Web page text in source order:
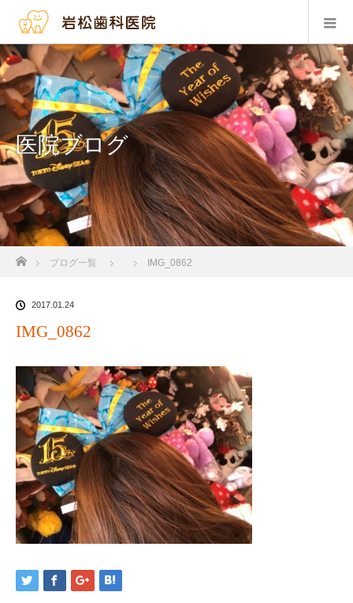
医院ブログ
ブログ一覧 IMG_0862
2017.01.24
IMG_0862